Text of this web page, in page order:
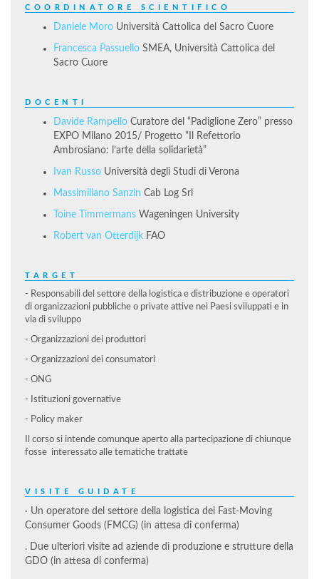
COORDINATORE SCIENTIFICO
Daniele Moro Università Cattolica del Sacro Cuore
Francesca Passuello SMEA, Università Cattolica del
Sacro Cuore
DOCENTI
Davide Rampello Curatore del “Padiglione Zero” presso
EXPO Milano 2015/ Progetto “Il Refettorio
Ambrosiano: l’arte della solidarietà”
Ivan Russo Università degli Studi di Verona
Massimiliano Sanzin Cab Log Srl
Toine Timmermans Wageningen University
Robert van Otterdijk FAO
TARGET
- Responsabili del settore della logistica e distribuzione e operatori
di organizzazioni pubbliche o private attive nei Paesi sviluppati e in
via di sviluppo
- Organizzazioni dei produttori
- Organizzazioni dei consumatori
- ONG
- Istituzioni governative
- Policy maker
Il corso si intende comunque aperto alla partecipazione di chiunque
fosse interessato alle tematiche trattate
VISITE GUIDATE
· Un operatore del settore della logistica dei Fast-Moving
Consumer Goods (FMCG) (in attesa di conferma)
. Due ulteriori visite ad aziende di produzione e strutture della
GDO (in attesa di conferma)